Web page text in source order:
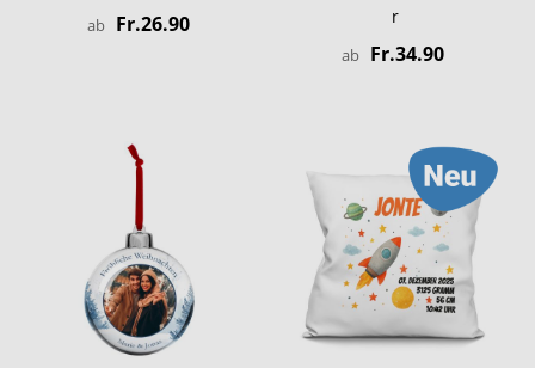
ab Fr.26.90
r
ab Fr.34.90